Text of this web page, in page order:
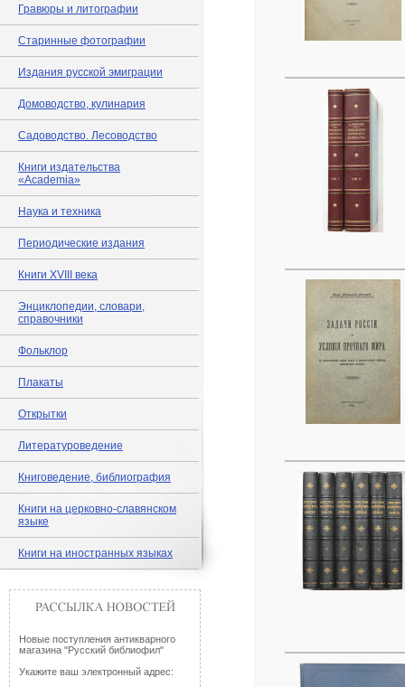
Гравюры и литографии
Старинные фотографии
Издания русской эмиграции
Домоводство, кулинария
Садоводство. Лесоводство
Книги издательства
«Academia»
Наука и техника
Периодические издания
Книги XVIII века
Энциклопедии, словари,
справочники
Фольклор
Плакаты
Открытки
Литературоведение
Книговедение, библиография
Книги на церковно-славянском
языке
Книги на иностранных языках
Новые поступления антикварного
магазина "Русский библиофил"
Укажите ваш электронный адрес: